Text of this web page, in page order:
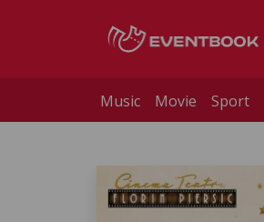
Music Movie Sport